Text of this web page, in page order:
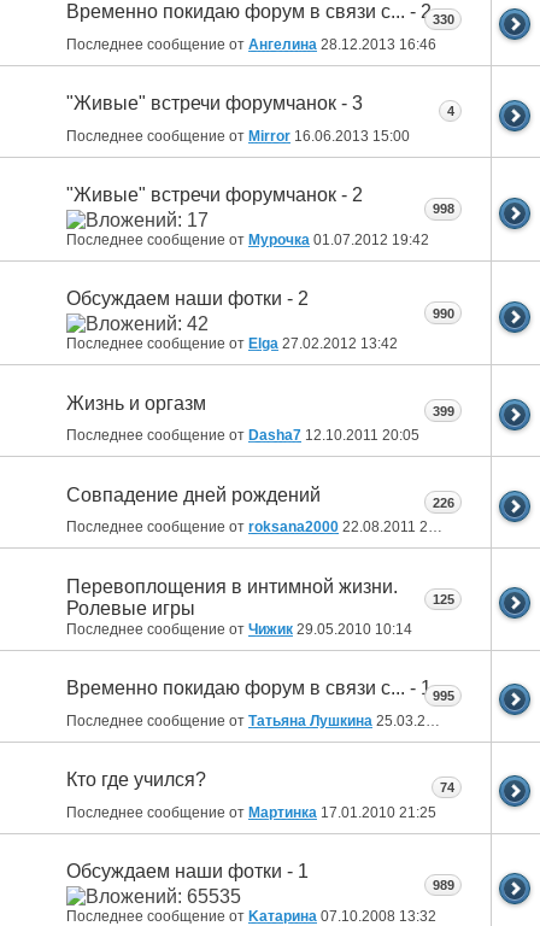
Временно покидаю форум в связи с... - 2
Последнее сообщение от Ангелина 28.12.2013 16:46
330
"Живые" встречи форумчанок - 3
Последнее сообщение от Mirror 16.06.2013 15:00
4
"Живые" встречи форумчанок - 2
Последнее сообщение от Мурочка 01.07.2012 19:42
998
Обсуждаем наши фотки - 2
Последнее сообщение от Elga 27.02.2012 13:42
990
Жизнь и оргазм
Последнее сообщение от Dasha7 12.10.2011 20:05
399
Совпадение дней рождений
Последнее сообщение от roksana2000 22.08.2011 23:43
226
Перевоплощения в интимной жизни.
Ролевые игры
Последнее сообщение от Чижик 29.05.2010 10:14
125
Временно покидаю форум в связи с... - 1
Последнее сообщение от Татьяна Лушкина 25.03.2010
995
Кто где учился?
Последнее сообщение от Мартинка 17.01.2010 21:25
74
Обсуждаем наши фотки - 1
Последнее сообщение от Kатарина 07.10.2008 13:32
989